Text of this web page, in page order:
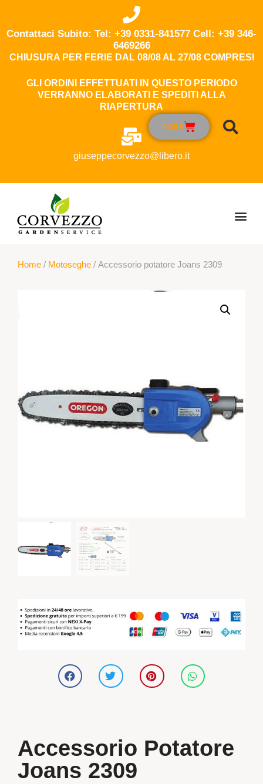
Contattaci Subito: Tel: +39 0331-841577 Cell: +39 346-
6469266
CHIUSURA PER FERIE DAL 08/08 AL 27/08 COMPRESI
GLI ORDINI EFFETTUATI IN QUESTO PERIODO
VERRANNO ELABORATI E SPEDITI ALLA
RIAPERTURA
giuseppecorvezzo@libero.it
0,00 €
Home / Motoseghe / Accessorio potatore Joans 2309
Accessorio Potatore
Joans 2309